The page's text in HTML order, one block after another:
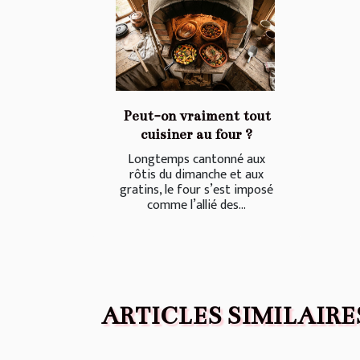
Peut-on vraiment tout
cuisiner au four ?
Longtemps cantonné aux
rôtis du dimanche et aux
gratins, le four s’est imposé
comme l’allié des...
ARTICLES